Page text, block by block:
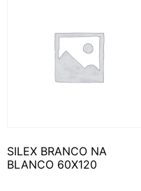
SILEX BRANCO NA
BLANCO 60X120